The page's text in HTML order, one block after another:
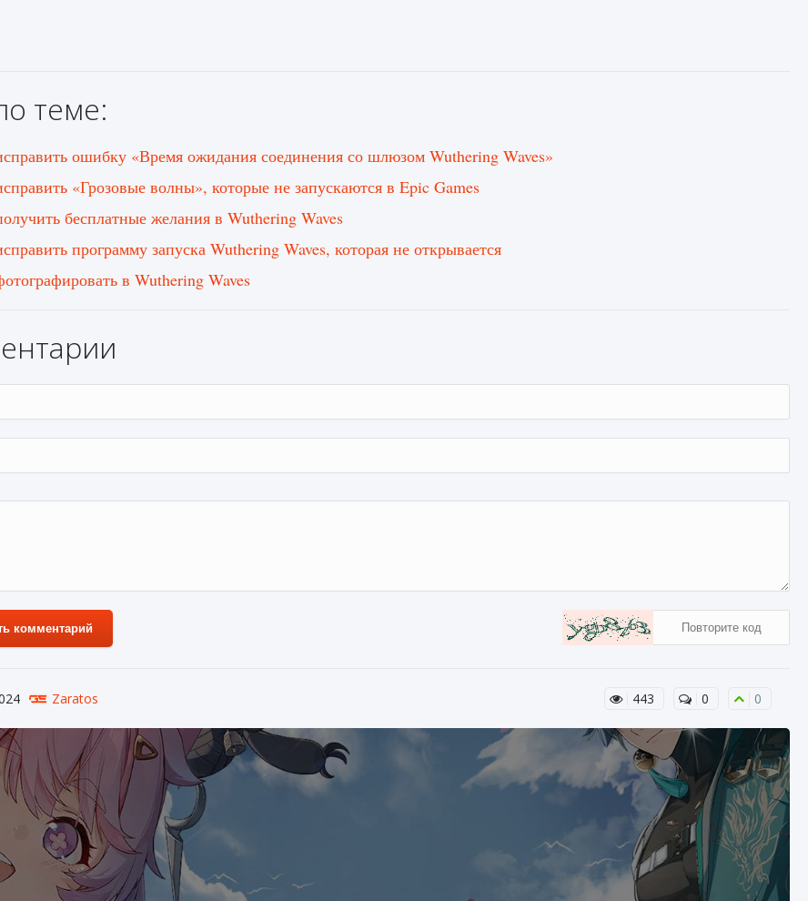
теме:
ошибку «Время ожидания соединения со шлюзом Wuthering Waves»
«Грозовые волны», которые не запускаются в Epic Games
бесплатные желания в Wuthering Waves
программу запуска Wuthering Waves, которая не открывается
в Wuthering Waves
комментарий
Zaratos 443 0 0